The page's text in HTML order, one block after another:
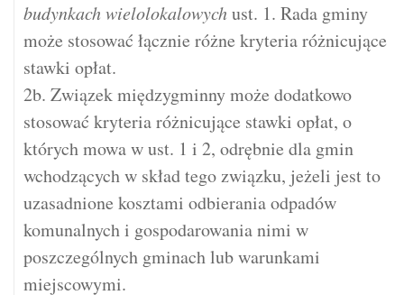
budynkach wielolokalowychust. 1. Rada gminy
może stosować łącznie różne kryteria różnicujące
stawki opłat.
2b. Związek międzygminny może dodatkowo
stosować kryteria różnicujące stawki opłat, o
których mowa w ust. 1 i 2, odrębnie dla gmin
wchodzących w skład tego związku, jeżeli jest to
uzasadnione kosztami odbierania odpadów
komunalnych i gospodarowania nimi w
poszczególnych gminach lub warunkami
miejscowymi.